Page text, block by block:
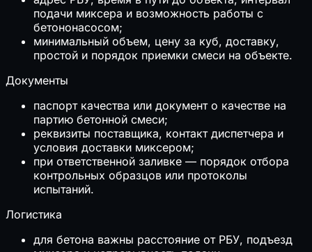
подачи миксера и возможность работы с
бетононасосом;
минимальный объем, цену за куб, доставку,
простой и порядок приемки смеси на объекте.
Документы
паспорт качества или документ о качестве на
партию бетонной смеси;
реквизиты поставщика, контакт диспетчера и
условия доставки миксером;
при ответственной заливке — порядок отбора
контрольных образцов или протоколы
испытаний.
Логистика
для бетона важны расстояние от РБУ, подъезд